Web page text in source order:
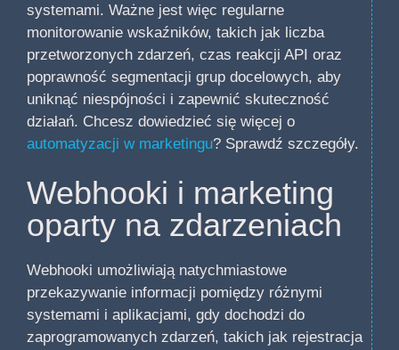
systemami. Ważne jest więc regularne
monitorowanie wskaźników, takich jak liczba
przetworzonych zdarzeń, czas reakcji API oraz
poprawność segmentacji grup docelowych, aby
uniknąć niespójności i zapewnić skuteczność
działań. Chcesz dowiedzieć się więcej o
automatyzacji w marketingu? Sprawdź szczegóły.
Webhooki i marketing
oparty na zdarzeniach
Webhooki umożliwiają natychmiastowe
przekazywanie informacji pomiędzy różnymi
systemami i aplikacjami, gdy dochodzi do
zaprogramowanych zdarzeń, takich jak rejestracja